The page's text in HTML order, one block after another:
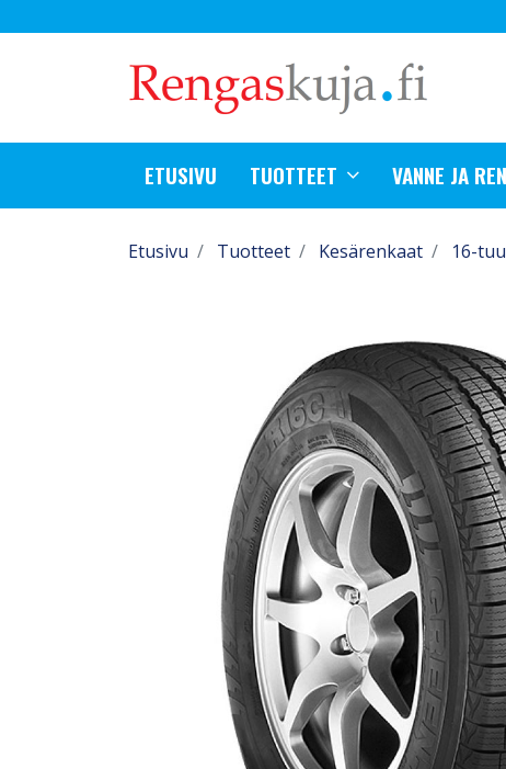
ETUSIVU TUOTTEET VANNE JA
Etusivu Tuotteet Kesärenkaat 16-